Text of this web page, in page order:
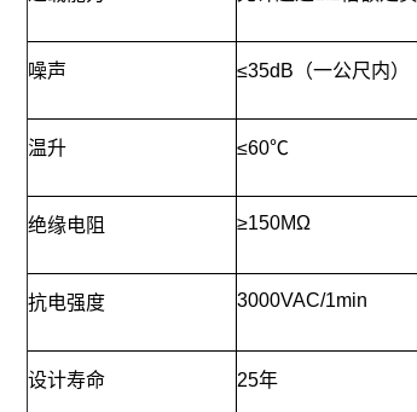
噪声 ≤35dB（一公尺内）
温升 ≤60℃
绝缘电阻 ≥150MΩ
抗电强度 3000VAC/1min
设计寿命 25年